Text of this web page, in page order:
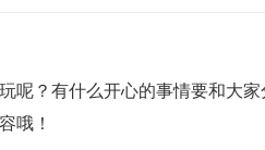
？有什么开心的事情要和大家
哦！